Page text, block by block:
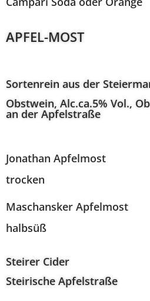
APFEL-MOST
Sortenrein aus der
Obstwein, Alc.ca.5% Vol.,
an der Apfelstraße
Jonathan Apfelmost
trocken
Maschansker Apfelmost
halbsüß
Steirer Cider
Steirische Apfelstraße